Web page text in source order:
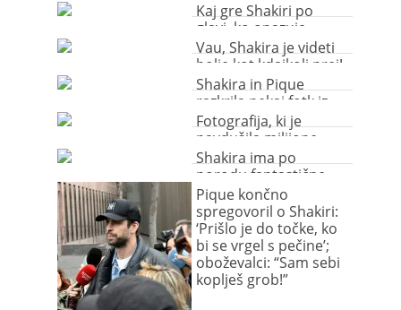
Kaj gre Shakiri po
glavi, ko opazuje
golega fanta?
Vau, Shakira je videti
bolje kot kdajkoli prej!
Shakira in Pique
razkrila nekaj fotk iz
družinskega albuma
Fotografija, ki je
navdušila milijone
Shakira ima po
porodu fantastične
joške
Pique končno
spregovoril o Shakiri:
‘Prišlo je do točke, ko
bi se vrgel s pečine’;
oboževalci: “Sam sebi
koplješ grob!”